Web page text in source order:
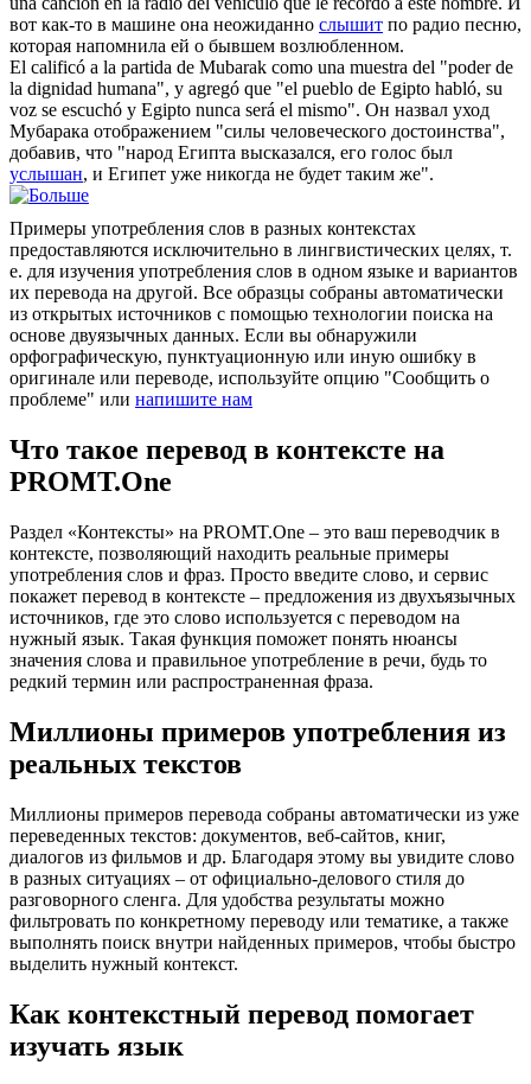
вот как-то в машине она неожиданно слышит по радио песню,
которая напомнила ей о бывшем возлюбленном.
El calificó a la partida de Mubarak como una muestra del "poder de
la dignidad humana", y agregó que "el pueblo de Egipto habló, su
voz se escuchó y Egipto nunca será el mismo". Он назвал уход
Мубарака отображением "силы человеческого достоинства",
добавив, что "народ Египта высказался, его голос был
услышан, и Египет уже никогда не будет таким же".
Примеры употребления слов в разных контекстах
предоставляются исключительно в лингвистических целях, т.
е. для изучения употребления слов в одном языке и вариантов
их перевода на другой. Все образцы собраны автоматически
из открытых источников с помощью технологии поиска на
основе двуязычных данных. Если вы обнаружили
орфографическую, пунктуационную или иную ошибку в
оригинале или переводе, используйте опцию "Сообщить о
проблеме" или напишите нам
Что такое перевод в контексте на
PROMT.One
Раздел «Контексты» на PROMT.One – это ваш переводчик в
контексте, позволяющий находить реальные примеры
употребления слов и фраз. Просто введите слово, и сервис
покажет перевод в контексте – предложения из двухъязычных
источников, где это слово используется с переводом на
нужный язык. Такая функция поможет понять нюансы
значения слова и правильное употребление в речи, будь то
редкий термин или распространенная фраза.
Миллионы примеров употребления из
реальных текстов
Миллионы примеров перевода собраны автоматически из уже
переведенных текстов: документов, веб-сайтов, книг,
диалогов из фильмов и др. Благодаря этому вы увидите слово
в разных ситуациях – от официально-делового стиля до
разговорного сленга. Для удобства результаты можно
фильтровать по конкретному переводу или тематике, а также
выполнять поиск внутри найденных примеров, чтобы быстро
выделить нужный контекст.
Как контекстный перевод помогает
изучать язык